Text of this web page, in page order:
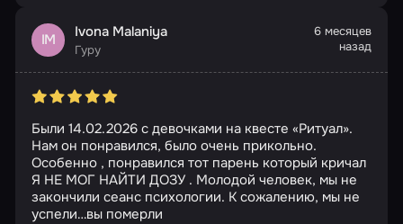
IM Ivona Malaniya
Гуру
6 месяцев
назад
Были 14.02.2026 с девочками на квесте «Ритуал».
Нам он понравился, было очень прикольно.
Особенно , понравился тот парень который кричал
Я НЕ МОГ НАЙТИ ДОЗУ . Молодой человек, мы не
закончили сеанс психологии. К сожалению, мы не
успели…вы померли